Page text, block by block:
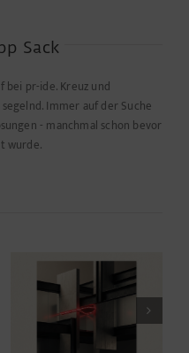
Sack
bei pr-ide. Kreuz und
Immer auf der Suche
- manchmal schon bevor
wurde.
Power to the Night